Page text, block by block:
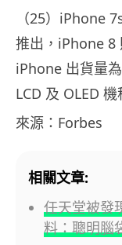
（25）iPhone
推出，iPhone 8
iPhone 出貨量
LCD 及 OLED
來源：Forbes
相關文章:
任天堂被發
料：聰明腦